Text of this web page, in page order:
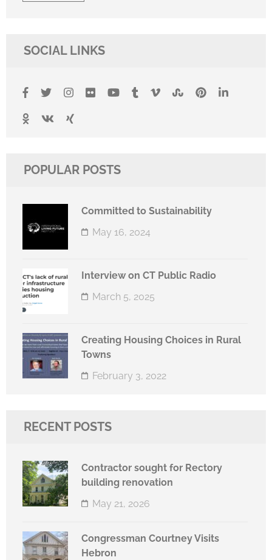
SOCIAL LINKS
POPULAR POSTS
Committed to Sustainability
May 16, 2024
Interview on CT Public Radio
March 5, 2025
Creating Housing Choices in Rural
Towns
February 3, 2022
RECENT POSTS
Contractor sought for Rectory
building renovation
May 21, 2026
Congressman Courtney Visits
Hebron